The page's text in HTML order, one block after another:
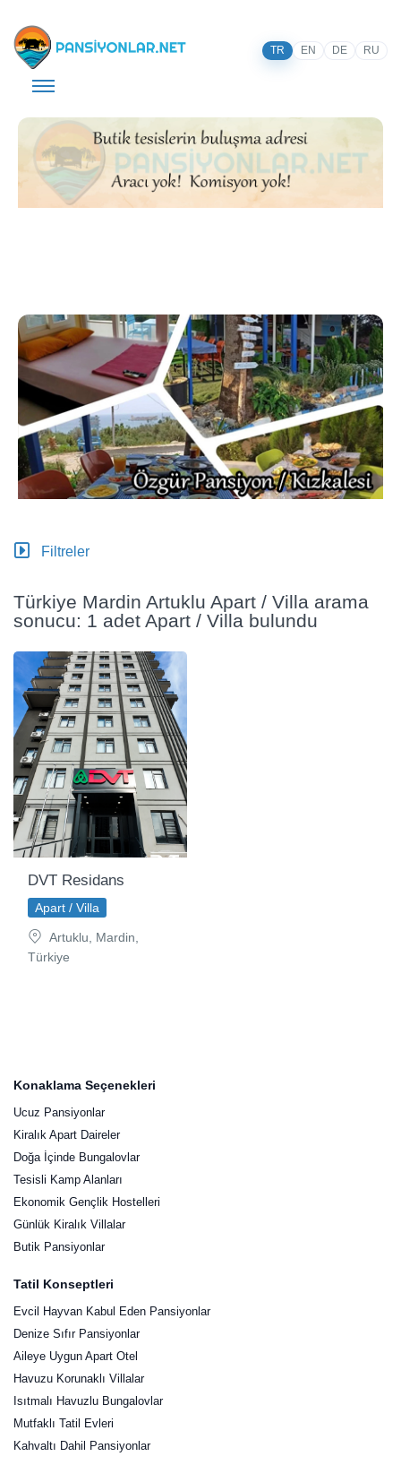
TR EN DE RU
Filtreler
Türkiye Mardin Artuklu Apart / Villa arama
sonucu: 1 adet Apart / Villa bulundu
DVT Residans
Apart / Villa
Artuklu, Mardin,
Türkiye
Konaklama Seçenekleri
Ucuz Pansiyonlar
Kiralık Apart Daireler
Doğa İçinde Bungalovlar
Tesisli Kamp Alanları
Ekonomik Gençlik Hostelleri
Günlük Kiralık Villalar
Butik Pansiyonlar
Tatil Konseptleri
Evcil Hayvan Kabul Eden Pansiyonlar
Denize Sıfır Pansiyonlar
Aileye Uygun Apart Otel
Havuzu Korunaklı Villalar
Isıtmalı Havuzlu Bungalovlar
Mutfaklı Tatil Evleri
Kahvaltı Dahil Pansiyonlar